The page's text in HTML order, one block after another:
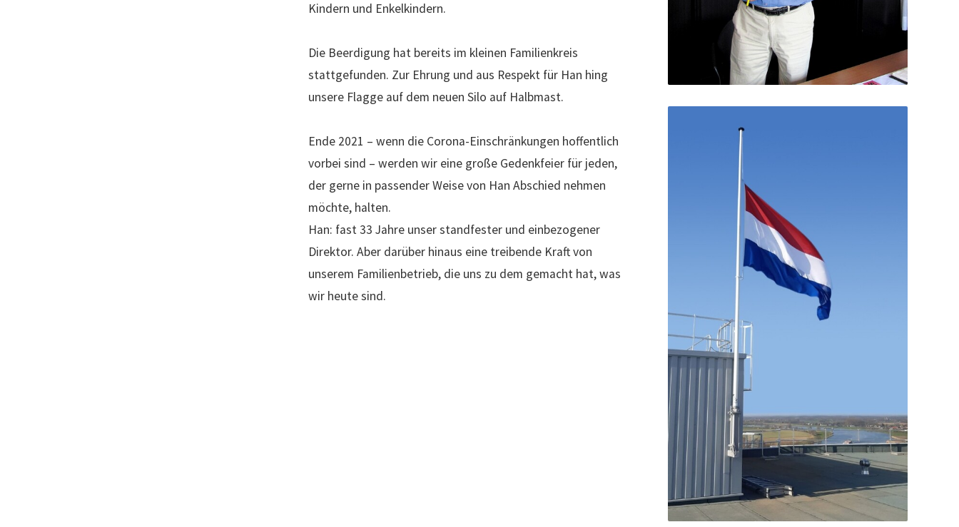
Kindern und Enkelkindern.
Die Beerdigung hat bereits im kleinen Familienkreis
stattgefunden. Zur Ehrung und aus Respekt für Han hing
unsere Flagge auf dem neuen Silo auf Halbmast.
Ende 2021 – wenn die Corona-Einschränkungen hoffentlich
vorbei sind – werden wir eine große Gedenkfeier für jeden,
der gerne in passender Weise von Han Abschied nehmen
möchte, halten.
Han: fast 33 Jahre unser standfester und einbezogener
Direktor. Aber darüber hinaus eine treibende Kraft von
unserem Familienbetrieb, die uns zu dem gemacht hat, was
wir heute sind.